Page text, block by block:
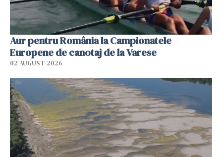
Aur pentru România la Campionatele
Europene de canotaj de la Varese
02 AUGUST 2026